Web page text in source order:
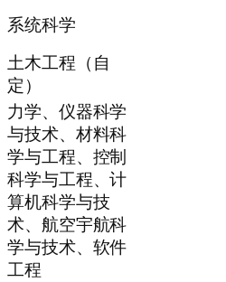
系统科学
土木工程（自
定）
力学、仪器科学
与技术、材料科
学与工程、控制
科学与工程、计
算机科学与技
术、航空宇航科
学与技术、软件
工程